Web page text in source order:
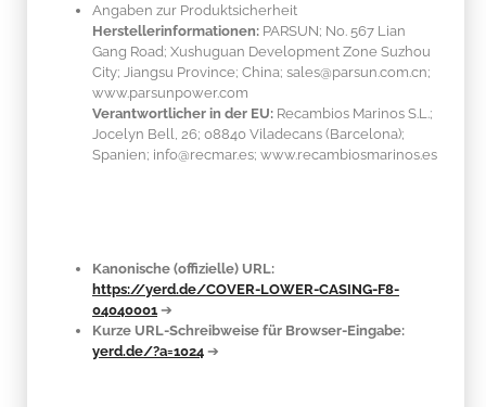
Angaben zur Produktsicherheit
Herstellerinformationen: PARSUN; No. 567 Lian
Gang Road; Xushuguan Development Zone Suzhou
City; Jiangsu Province; China; sales@parsun.com.cn;
www.parsunpower.com
Verantwortlicher in der EU: Recambios Marinos S.L.;
Jocelyn Bell, 26; 08840 Viladecans (Barcelona);
Spanien; info@recmar.es; www.recambiosmarinos.es
Kanonische (offizielle) URL:
https://yerd.de/COVER-LOWER-CASING-F8-
04040001 ➔
Kurze URL-Schreibweise für Browser-Eingabe:
yerd.de/?a=1024 ➔